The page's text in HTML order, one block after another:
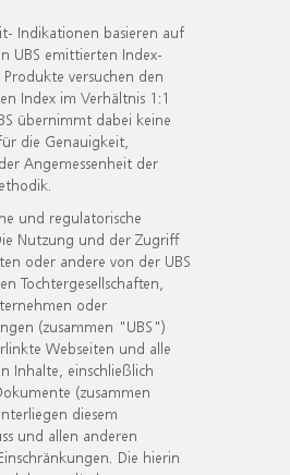
Indikationen basieren auf
UBS emittierten Index-
versuchen den
Index im Verhältnis 1:1
übernimmt dabei keine
die Genauigkeit,
Angemessenheit der
und regulatorische
Nutzung und der Zugriff
oder andere von der UBS
Tochtergesellschaften,
oder
(zusammen "UBS")
Webseiten und alle
Inhalte, einschließlich
(zusammen
diesem
und allen anderen
Die hierin